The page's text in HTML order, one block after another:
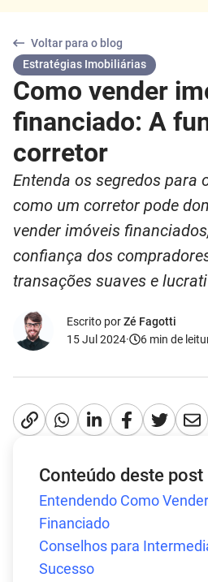
Voltar para o blog
Estratégias Imobiliárias
Como vender
financiado: A
corretor
Entenda os segredos para
como um corretor pode
vender imóveis
confiança dos
transações suaves e
Escrito porZé Fagotti
15 Jul 2024· 6 min de
Conteúdo deste post
Entendendo Como
Financiado
Conselhos para
Sucesso